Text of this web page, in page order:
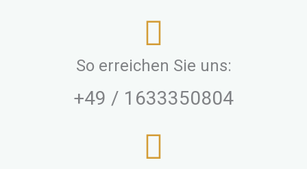
So erreichen Sie uns:
+49 / 1633350804